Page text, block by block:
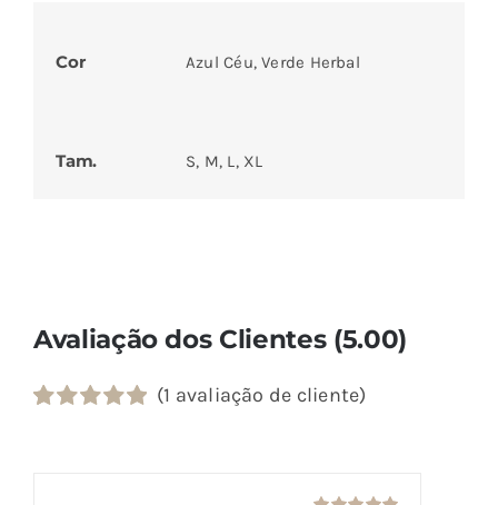
Cor Azul Céu, Verde Herbal
Tam. S, M, L, XL
Avaliação dos Clientes (5.00)
(1 avaliação de cliente)